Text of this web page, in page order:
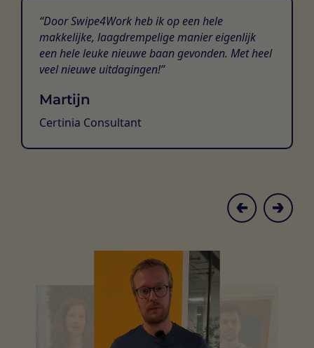
Door Swipe4Work heb ik op een hele
makkelijke, laagdrempelige manier eigenlijk
een hele leuke nieuwe baan gevonden. Met heel
veel nieuwe uitdagingen!
Martijn
Certinia Consultant